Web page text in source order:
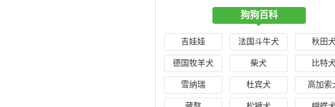
狗狗百科
吉娃娃 法国斗牛犬 秋田
德国牧羊犬 柴犬 比特
雪纳瑞 杜宾犬 高加索